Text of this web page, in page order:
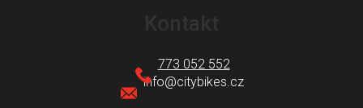
info@citybikes.cz
773 052 552